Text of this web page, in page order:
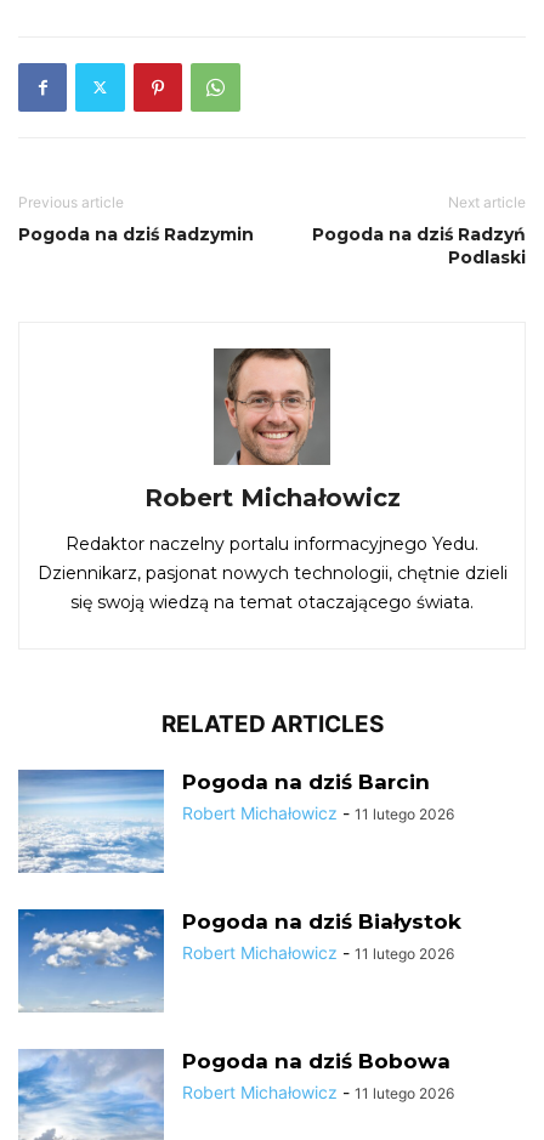
Previous article
Pogoda na dziś Radzymin
Next article
Pogoda na dziś Radzyń
Podlaski
Robert Michałowicz
Redaktor naczelny portalu informacyjnego Yedu.
Dziennikarz, pasjonat nowych technologii, chętnie dzieli
się swoją wiedzą na temat otaczającego świata.
RELATED ARTICLES
Pogoda na dziś Barcin
Robert Michałowicz - 11 lutego 2026
Pogoda na dziś Białystok
Robert Michałowicz - 11 lutego 2026
Pogoda na dziś Bobowa
Robert Michałowicz - 11 lutego 2026